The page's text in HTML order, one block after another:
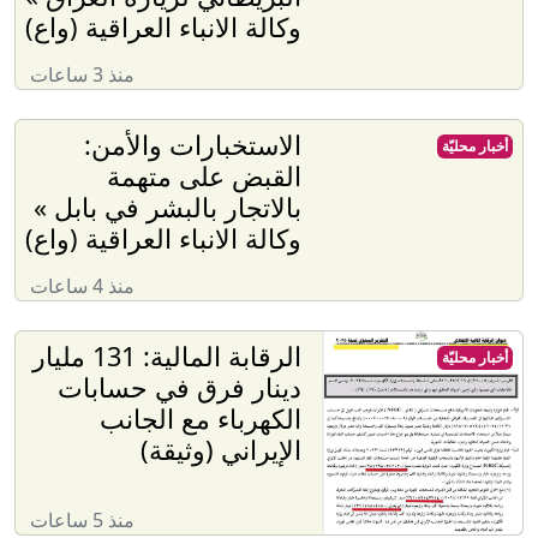
وكالة الانباء العراقية (واع)
منذ 3 ساعات
الاستخبارات والأمن:
القبض على متهمة
بالاتجار بالبشر في بابل »
وكالة الانباء العراقية (واع)
منذ 4 ساعات
أخبار محليّة
الرقابة المالية: 131 مليار
دينار فرق في حسابات
الكهرباء مع الجانب
الإيراني (وثيقة)
منذ 5 ساعات
أخبار محليّة